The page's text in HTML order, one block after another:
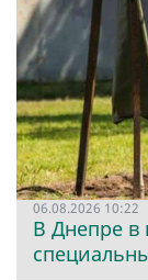
06.08.2026 10:22
В Днепре в